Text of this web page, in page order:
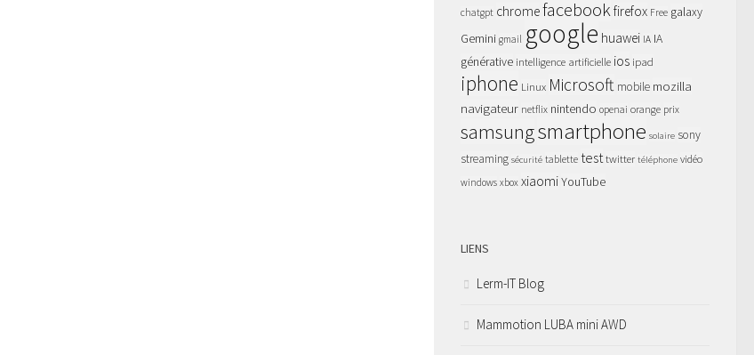
chatgpt chromefacebookfirefox Free galaxy
Gemini gmail google huawei IA IA
générative intelligence artificielle ios ipad
iphone Linux Microsoft mobile mozilla
navigateur netflix nintendo openai orange prix
samsungsmartphone solaire sony
streaming sécurité tablette testtwitter téléphone vidéo
windows xbox xiaomiYouTube
LIENS
Lerm-IT Blog
Mammotion LUBA mini AWD